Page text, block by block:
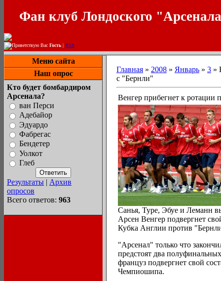
Фан клуб Лондоского
Приветствую Вас Гость | RSS
Меню сайта
Наш опрос
Кто будет бомбардиром
Арсенала?
ван Перси
Адебайор
Эдуардо
Фабрегас
Бендетер
Уолкот
Глеб
Результаты | Архив
опросов
Всего ответов: 963
Главная » 2008 » Январь » 3 »
с "Бернли"
Венгер прибегнет к ротации
Санья, Туре, Эбуе и Леманн
Арсен Венгер подвергнет
Кубка Англии против
"Арсенал" только что
предстоят два
француз подвергнет свой
Чемпиошипа.